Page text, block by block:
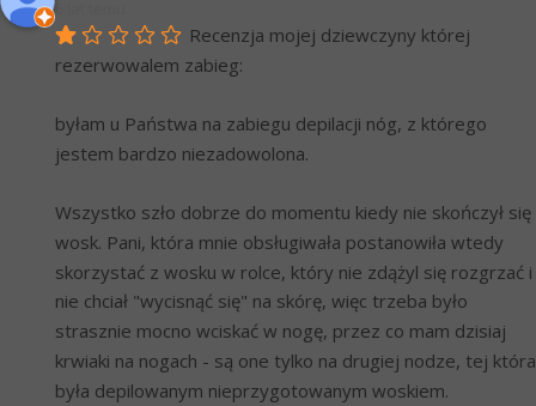
Recenzja mojej dziewczyny której
rezerwowalem zabieg:
byłam u Państwa na zabiegu depilacji nóg, z którego
jestem bardzo niezadowolona.
Wszystko szło dobrze do momentu kiedy nie skończył się
wosk. Pani, która mnie obsługiwała postanowiła wtedy
skorzystać z wosku w rolce, który nie zdążyl się rozgrzać i
nie chciał "wycisnąć się" na skórę, więc trzeba było
strasznie mocno wciskać w nogę, przez co mam dzisiaj
krwiaki na nogach - są one tylko na drugiej nodze, tej która
była depilowanym nieprzygotowanym woskiem.